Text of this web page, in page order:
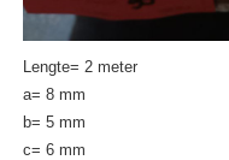
Lengte= 2 meter
a= 8 mm
b= 5 mm
c= 6 mm